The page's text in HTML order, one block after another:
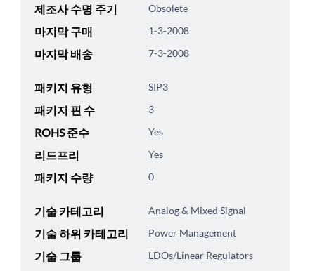
제조사 수명 주기 Obsolete
마지막 구매 1-3-2008
마지막 배송 7-3-2008
패키지 유형 SIP3
패키지 핀 수 3
ROHS 준수 Yes
리드프리 Yes
패키지 수량 0
기술 카테고리 Analog & Mixed Signal
기술 하위 카테고리 Power Management
기술 그룹 LDOs/Linear Regulators